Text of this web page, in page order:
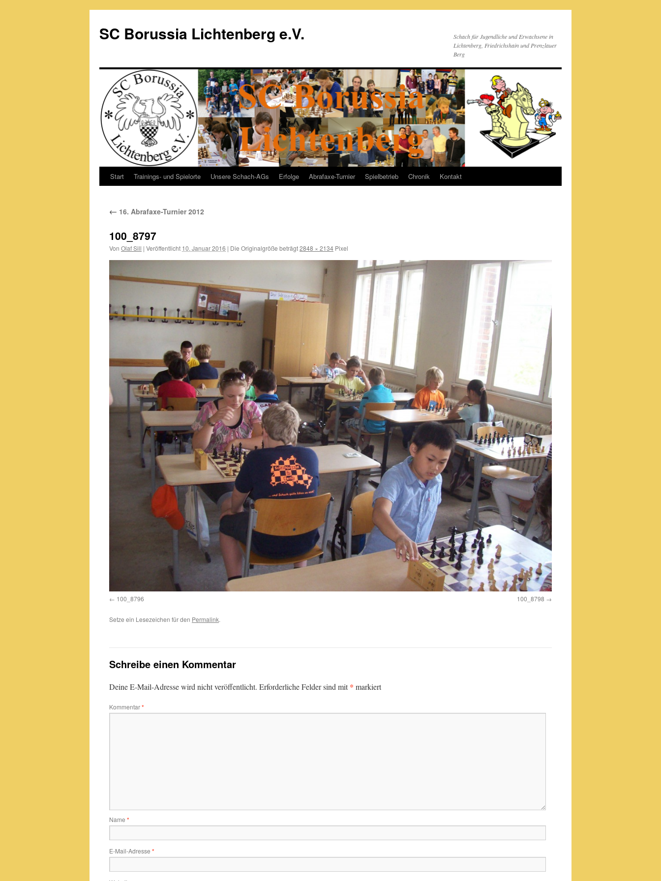
springen
SC Borussia Lichtenberg e.V.
Schach für Jugendliche und Erwachsene in
Lichtenberg, Friedrichshain und Prenzlauer
Berg
Start Trainings- und Spielorte Unsere Schach-AGs Erfolge Abrafaxe-Turnier Spielbetrieb Chronik Kontakt
← 16. Abrafaxe-Turnier 2012
100_8797
Von Olaf Sill | Veröffentlicht 10. Januar 2016 | Die Originalgröße beträgt2848 × 2134 Pixel
100_8796 100_8798
Setze ein Lesezeichen für den Permalink.
Schreibe einen Kommentar
Deine E-Mail-Adresse wird nicht veröffentlicht. Erforderliche Felder sind mit* markiert
Kommentar*
Name *
E-Mail-Adresse *